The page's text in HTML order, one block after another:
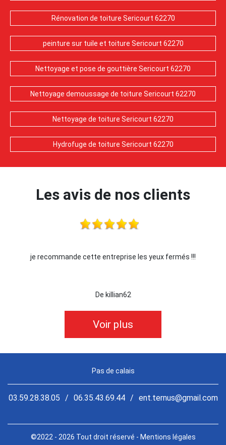
Rénovation de toiture Sericourt 62270
peinture sur tuile et toiture Sericourt 62270
Nettoyage et pose de gouttière Sericourt 62270
Nettoyage demoussage de toiture Sericourt 62270
Nettoyage de toiture Sericourt 62270
Hydrofuge de toiture Sericourt 62270
Les avis de nos clients
!!! Je recommande !!
De Ornella
Voir plus
Pas de calais
03.59.28.38.05 / 06.35.43.69.44 / ent.ternus@gmail.com
©2022 - 2026 Tout droit réservé - Mentions légales